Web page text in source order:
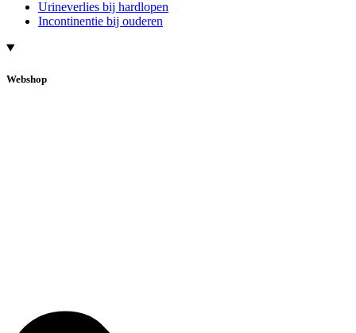
Urineverlies bij hardlopen
Incontinentie bij ouderen
Webshop